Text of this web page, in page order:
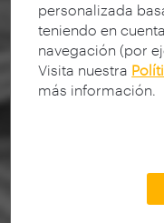
personalizada
teniendo en
navegación (por
Visita nuestra
más información.